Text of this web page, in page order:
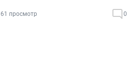
61 просмотр 0